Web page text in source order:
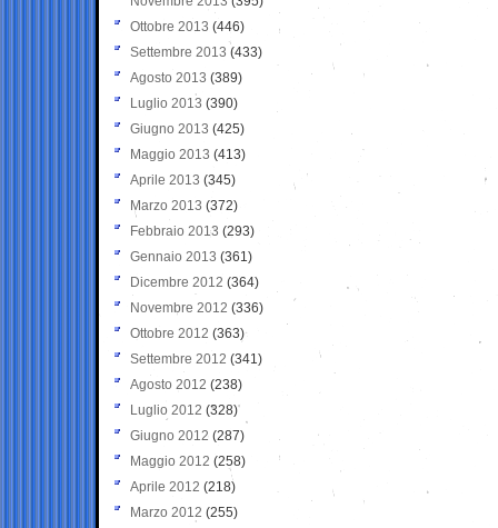
Ottobre 2013 (446)
Settembre 2013 (433)
Agosto 2013 (389)
Luglio 2013 (390)
Giugno 2013 (425)
Maggio 2013 (413)
Aprile 2013 (345)
Marzo 2013 (372)
Febbraio 2013 (293)
Gennaio 2013 (361)
Dicembre 2012 (364)
Novembre 2012 (336)
Ottobre 2012 (363)
Settembre 2012 (341)
Agosto 2012 (238)
Luglio 2012 (328)
Giugno 2012 (287)
Maggio 2012 (258)
Aprile 2012 (218)
Marzo 2012 (255)